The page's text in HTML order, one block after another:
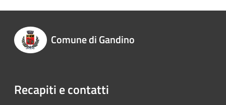
Comune di Gandino
Recapiti e contatti